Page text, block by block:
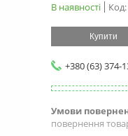
В наявності Код:
Купити
+380 (63) 374-
повернення